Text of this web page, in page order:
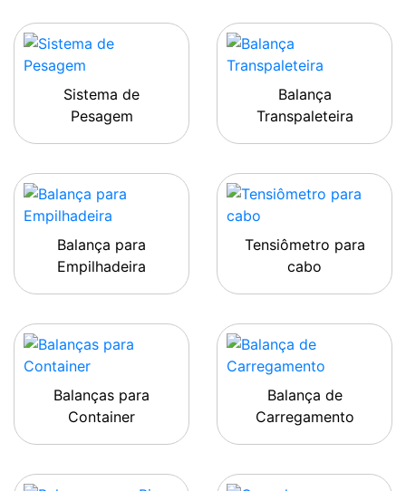
Sistema de
Pesagem
Balança
Transpaleteira
Balança para
Empilhadeira
Tensiômetro para
cabo
Balanças para
Container
Balança de
Carregamento